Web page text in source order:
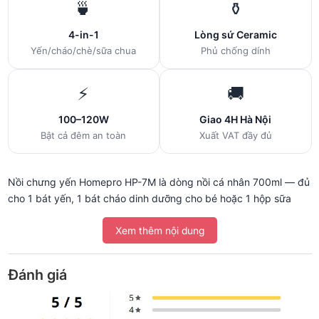
🍵
4-in-1
Yến/cháo/chè/sữa chua
⚱️
Lòng sứ Ceramic
Phủ chống dính
⚡
100–120W
Bật cả đêm an toàn
🚚
Giao 4H Hà Nội
Xuất VAT đầy đủ
Nồi chưng yến Homepro HP-7M là dòng nồi cá nhân 700ml — đủ
cho 1 bát yến, 1 bát cháo dinh dưỡng cho bé hoặc 1 hộp sữa
chua tự làm. Bảng điều khiển điện tử có nhiều chế độ, công suất
thấp 100–120W chạy tiết kiệm điện và an toàn cho cả buổi tối.
🍵 4 chức năng dùng được những
món nào?
Xem thêm nội dung
Đánh giá